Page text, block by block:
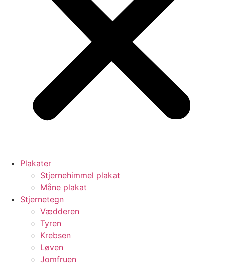
Plakater
Stjernehimmel plakat
Måne plakat
Stjernetegn
Vædderen
Tyren
Krebsen
Løven
Jomfruen